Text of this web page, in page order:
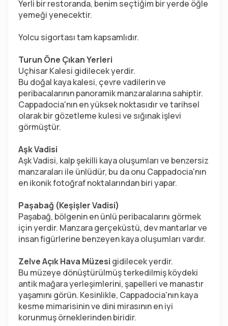
Yerli bir restoranda, benim seçtiğim bir yerde öğle
yemeği yenecektir.
Yolcu sigortası tam kapsamlıdır.
Turun Öne Çıkan Yerleri
Uçhisar Kalesi gidilecek yerdir.
Bu doğal kaya kalesi, çevre vadilerin ve
peribacalarının panoramik manzaralarına sahiptir.
Cappadocia'nın en yüksek noktasıdır ve tarihsel
olarak bir gözetleme kulesi ve sığınak işlevi
görmüştür.
Aşk Vadisi
Aşk Vadisi, kalp şekilli kaya oluşumları ve benzersiz
manzaraları ile ünlüdür, bu da onu Cappadocia'nın
en ikonik fotoğraf noktalarından biri yapar.
Paşabağ (Keşişler Vadisi)
Paşabağ, bölgenin en ünlü peribacalarını görmek
için yerdir. Manzara gerçeküstü, dev mantarlar ve
insan figürlerine benzeyen kaya oluşumları vardır.
Zelve Açık Hava Müzesi gidilecek yerdir.
Bu müzeye dönüştürülmüş terkedilmiş köydeki
antik mağara yerleşimlerini, şapelleri ve manastır
yaşamını görün. Kesinlikle, Cappadocia'nın kaya
kesme mimarisinin ve dini mirasının en iyi
korunmuş örneklerinden biridir.